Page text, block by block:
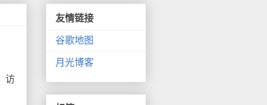
访
友情链接
谷歌地图
月光博客